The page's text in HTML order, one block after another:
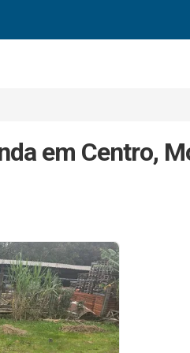
em Centro,